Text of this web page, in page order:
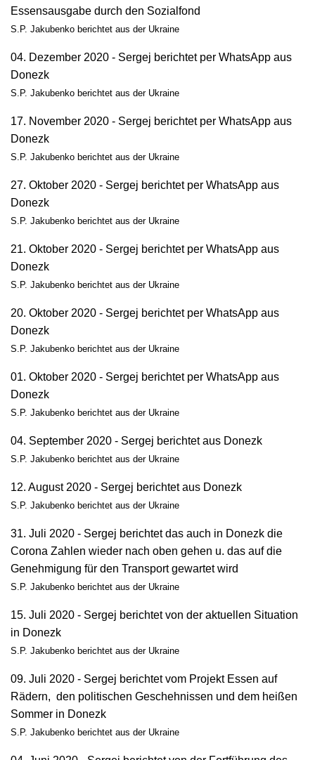
Essensausgabe durch den Sozialfond
S.P. Jakubenko berichtet aus der Ukraine
04. Dezember 2020 - Sergej berichtet per WhatsApp aus
Donezk
S.P. Jakubenko berichtet aus der Ukraine
17. November 2020 - Sergej berichtet per WhatsApp aus
Donezk
S.P. Jakubenko berichtet aus der Ukraine
27. Oktober 2020 - Sergej berichtet per WhatsApp aus
Donezk
S.P. Jakubenko berichtet aus der Ukraine
21. Oktober 2020 - Sergej berichtet per WhatsApp aus
Donezk
S.P. Jakubenko berichtet aus der Ukraine
20. Oktober 2020 - Sergej berichtet per WhatsApp aus
Donezk
S.P. Jakubenko berichtet aus der Ukraine
01. Oktober 2020 - Sergej berichtet per WhatsApp aus
Donezk
S.P. Jakubenko berichtet aus der Ukraine
04. September 2020 - Sergej berichtet aus Donezk
S.P. Jakubenko berichtet aus der Ukraine
12. August 2020 - Sergej berichtet aus Donezk
S.P. Jakubenko berichtet aus der Ukraine
31. Juli 2020 - Sergej berichtet das auch in Donezk die
Corona Zahlen wieder nach oben gehen u. das auf die
Genehmigung für den Transport gewartet wird
S.P. Jakubenko berichtet aus der Ukraine
15. Juli 2020 - Sergej berichtet von der aktuellen Situation
in Donezk
S.P. Jakubenko berichtet aus der Ukraine
09. Juli 2020 - Sergej berichtet vom Projekt Essen auf
Rädern, den politischen Geschehnissen und dem heißen
Sommer in Donezk
S.P. Jakubenko berichtet aus der Ukraine